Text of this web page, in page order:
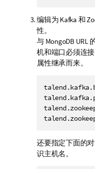
编辑为 Kafka 和
性。
与 MongoDB URL
机和端口必须连
属性继承而来。
还要指定下面的
识主机名。